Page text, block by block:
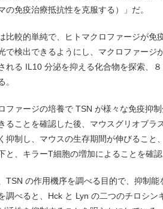
の免疫治療抵抗性を克服する）」だ。
比較的単純で、ヒトマクロファージが免
で検出できるようにし、マクロファー
れる IL10 分泌を抑える化合物を探索、
。
ファージの培養で TSN が様々な免疫抑
ることを確認した後、マウスグリオブラ
抑制し、マウスの生存期間が伸びること
と、キラーT細胞の増加によることを確認
TSN の作用機序を調べる目的で、抑制
調べると、Hck と Lyn の二つのチロシ